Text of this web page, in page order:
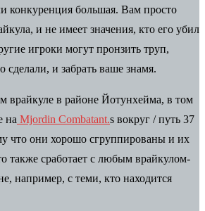
конкуренция большая. Вам просто
и не имеет значения, кто его убил
игроки могут пронзить труп,
сделали, и забрать ваше знамя.
врайкуле в районе Йотунхейма, в том
на Mjordin Combatant.s вокруг /путь 37
что они хорошо сгруппированы и их
также сработает с любым врайкулом-
например, с теми, кто находится